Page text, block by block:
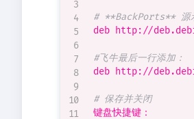
# **BackPorts** 源
deb http://
#飞牛最后一行添加：
deb http://
# 保存并关闭
键盘快捷键：